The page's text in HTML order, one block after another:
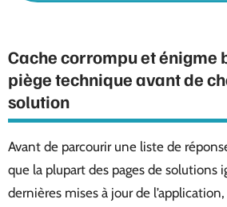
Cache corrompu et énigme
piège technique avant de
solution
Avant de parcourir une liste de
que la plupart des pages de solutions
dernières mises à jour de